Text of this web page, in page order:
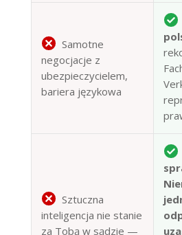
Samotne
negocjacje z
ubezpieczycielem,
bariera językowa
Sztuczna
inteligencja nie stanie
za Tobą w sądzie —